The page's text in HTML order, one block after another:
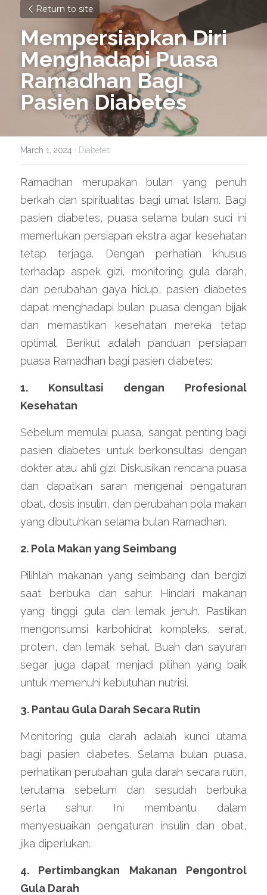
Return to site
Mempersiapkan Diri
Menghadapi Puasa
Ramadhan Bagi
Pasien Diabetes
March 1, 2024 · Diabetes
Ramadhan merupakan bulan yang penuh
berkah dan spiritualitas bagi umat Islam. Bagi
pasien diabetes, puasa selama bulan suci ini
memerlukan persiapan ekstra agar kesehatan
tetap terjaga. Dengan perhatian khusus
terhadap aspek gizi, monitoring gula darah,
dan perubahan gaya hidup, pasien diabetes
dapat menghadapi bulan puasa dengan bijak
dan memastikan kesehatan mereka tetap
optimal. Berikut adalah panduan persiapan
puasa Ramadhan bagi pasien diabetes:
1. Konsultasi dengan Profesional
Kesehatan
Sebelum memulai puasa, sangat penting bagi
pasien diabetes untuk berkonsultasi dengan
dokter atau ahli gizi. Diskusikan rencana puasa
dan dapatkan saran mengenai pengaturan
obat, dosis insulin, dan perubahan pola makan
yang dibutuhkan selama bulan Ramadhan.
2. Pola Makan yang Seimbang
Pilihlah makanan yang seimbang dan bergizi
saat berbuka dan sahur. Hindari makanan
yang tinggi gula dan lemak jenuh. Pastikan
mengonsumsi karbohidrat kompleks, serat,
protein, dan lemak sehat. Buah dan sayuran
segar juga dapat menjadi pilihan yang baik
untuk memenuhi kebutuhan nutrisi.
3. Pantau Gula Darah Secara Rutin
Monitoring gula darah adalah kunci utama
bagi pasien diabetes. Selama bulan puasa,
perhatikan perubahan gula darah secara rutin,
terutama sebelum dan sesudah berbuka
serta sahur. Ini membantu dalam
menyesuaikan pengaturan insulin dan obat,
jika diperlukan.
4. Pertimbangkan Makanan Pengontrol
Gula Darah